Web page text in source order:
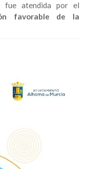
fue atendida por el
favorable de la